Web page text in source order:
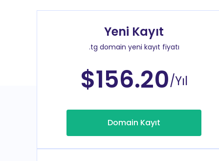
Yeni Kayıt
.tg domain yeni kayıt fiyatı
$156.20/Yıl
Domain Kayıt